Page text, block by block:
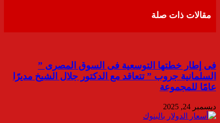
مقالات ذات صلة
فى إطار خطتها التوسعية فى السوق المصرى ”
السلمانية جروب ” تتعاقد مع الدكتور جلال الشيخ مديرًا
عامًا للمجموعة
ديسمبر 24, 2025